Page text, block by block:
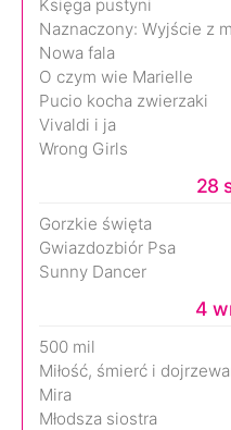
Księga pustyni
Naznaczony: Wyjście z
Nowa fala
O czym wie Marielle
Pucio kocha zwierzaki
Vivaldi i ja
Wrong Girls
28
Gorzkie święta
Gwiazdozbiór Psa
Sunny Dancer
4
500 mil
Miłość, śmierć i
Mira
Młodsza siostra